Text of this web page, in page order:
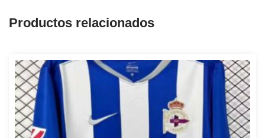
Productos relacionados